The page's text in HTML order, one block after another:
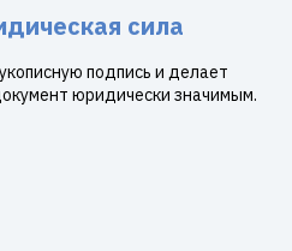
сила
подпись и делает
юридически значимым.